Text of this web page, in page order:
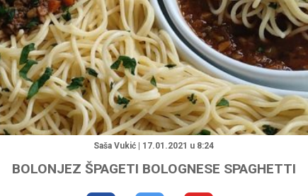
"
Saša Vukić | 17.01.2021 u 8:24
BOLONJEZ ŠPAGETI BOLOGNESE SPAGHETTI